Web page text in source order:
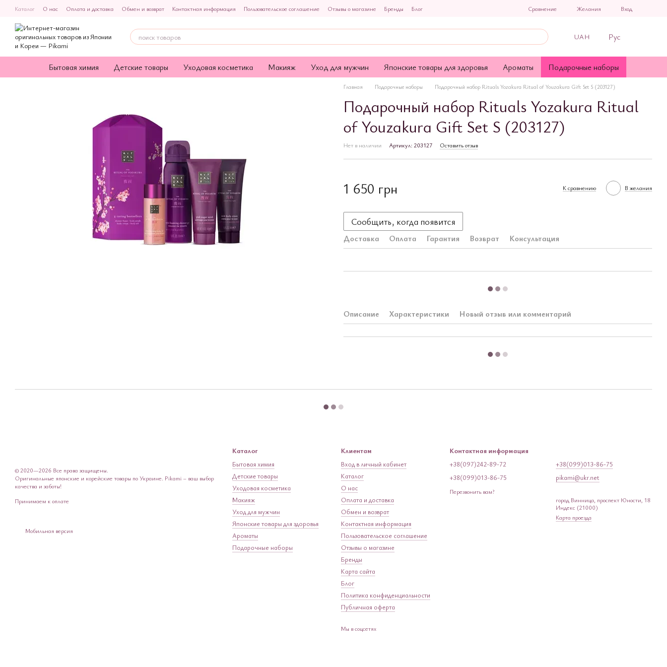
Перейти к основному контенту
Каталог О нас Оплата и доставка Обмен и возврат Контактная информация Пользовательское соглашение Отзывы о магазине Бренды
Блог
Сравнение Желания Вход
UAH Рус
Бытовая химия Детские товары Уходовая косметика Макияж Уход для мужчин Японские товары для здоровья Ароматы Подарочные наборы
Главная Подарочные наборы Подарочный набор Rituals Yozakura Ritual of Youzakura Gift Set S (203127)
Подарочный набор Rituals Yozakura Ritual
of Youzakura Gift Set S (203127)
Нет в наличии Артикул: 203127 Оставить отзыв
1 650 грн К сравнению В желания
Сообщить, когда появится
Доставка Оплата Гарантия Возврат Консультация
Описание Характеристики Новый отзыв или комментарий
© 2020—2026 Все права защищены.
Оригинальные японские и корейские товары по Украине. Pikami – ваш выбор
качества и заботы!
Принимаем к оплате
Мобильная версия
Каталог
Бытовая химия
Детские товары
Уходовая косметика
Макияж
Уход для мужчин
Японские товары для здоровья
Ароматы
Подарочные наборы
Клиентам
Вход в личный кабинет
Каталог
О нас
Оплата и доставка
Обмен и возврат
Контактная информация
Пользовательское соглашение
Отзывы о магазине
Бренды
Карта сайта
Блог
Политика конфиденциальности
Публичная оферта
Мы в соцсетях
Контактная информация
+38(097)242-89-72
+38(099)013-86-75
Перезвонить вам?
+38(099)013-86-75
pikami@ukr.net
город Винница, проспект Юности, 18
Индекс (21000)
Карта проезда